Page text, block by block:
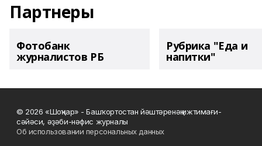
Партнеры
Фотобанк
журналистов РБ
Рубрика "Еда и
напитки"
© 2026 «Шоңҡар» - Башҡортостан йәштәренәң ижтимағи-
сәйәси, әҙәби-нәфис журналы
Об использовании персональных данных